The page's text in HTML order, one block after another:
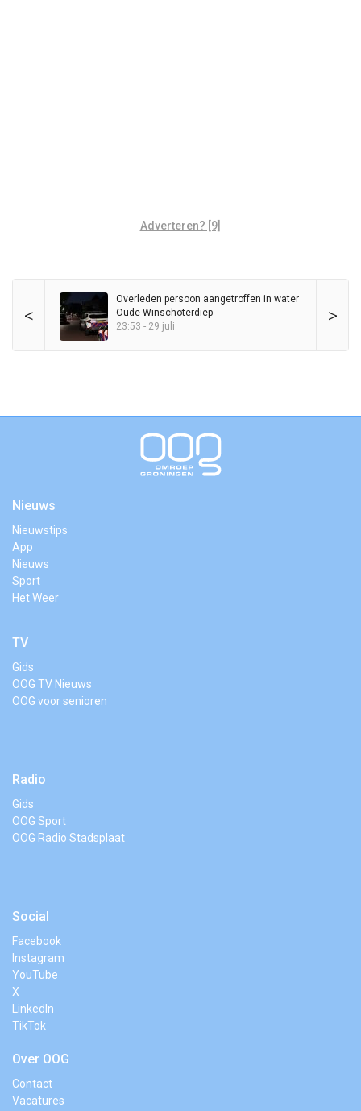
Adverteren? [9]
< >
Overleden persoon aangetroffen in water
Oude Winschoterdiep
23:53 - 29 juli
Nieuws
Nieuwstips
App
Nieuws
Sport
Het Weer
TV
Gids
OOG TV Nieuws
OOG voor senioren
Radio
Gids
OOG Sport
OOG Radio Stadsplaat
Social
Facebook
Instagram
YouTube
X
LinkedIn
TikTok
Over OOG
Contact
Vacatures